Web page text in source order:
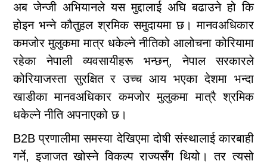
अब जेन्जी अभियानले यस मुद्दालाई अघि बढाउने हो कि
होइन भन्ने कौतुहल श्रमिक समुदायमा छ। मानवअधिकार
कमजोर मुलुकमा मात्र धकेल्ने नीतिको आलोचना कोरियामा
रहेका नेपाली व्यवसायीहरू भन्छन्, नेपाल सरकारले
कोरियाजस्ता सुरक्षित र उच्च आय भएका देशमा भन्दा
खाडीका मानवअधिकार कमजोर मुलुकमा मात्रै श्रमिक
धकेल्ने नीति अपनाएको छ।
B2B प्रणालीमा समस्या देखिएमा दोषी संस्थालाई कारबाही
गर्ने, इजाजत खोस्ने विकल्प राज्यसँग थियो। तर त्यसो